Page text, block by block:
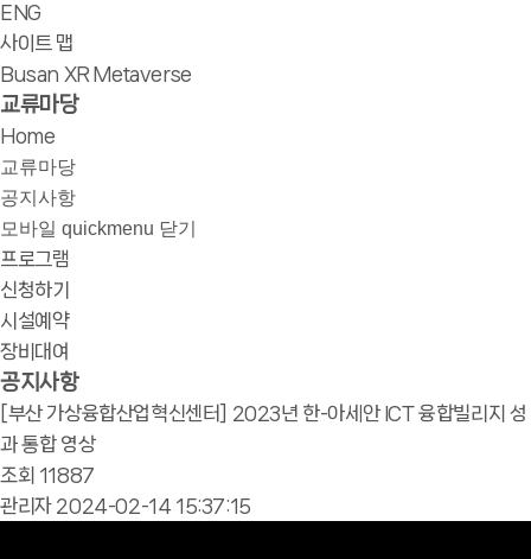
ENG
사이트 맵
Busan XR Metaverse
교류마당
Home
교류마당
공지사항
모바일 quickmenu 닫기
프로그램
신청하기
시설예약
장비대여
공지사항
[부산 가상융합산업혁신센터] 2023년 한-아세안 ICT 융합빌리지 성
과 통합 영상
조회 11887
관리자 2024-02-14 15:37:15